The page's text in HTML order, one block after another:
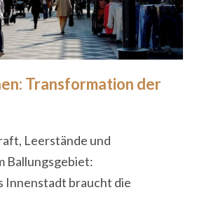
Transformation der
Leerstände und
Ballungsgebiet:
Innenstadt braucht die